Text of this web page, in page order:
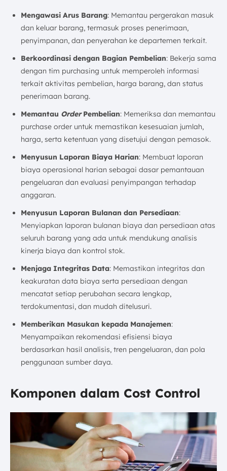
Mengawasi Arus Barang: Memantau pergerakan masuk
dan keluar barang, termasuk proses penerimaan,
penyimpanan, dan penyerahan ke departemen terkait.
Berkoordinasi dengan Bagian Pembelian: Bekerja sama
dengan tim purchasing untuk memperoleh informasi
terkait aktivitas pembelian, harga barang, dan status
penerimaan barang.
Memantau OrderPembelian: Memeriksa dan memantau
purchase order untuk memastikan kesesuaian jumlah,
harga, serta ketentuan yang disetujui dengan pemasok.
Menyusun Laporan Biaya Harian: Membuat laporan
biaya operasional harian sebagai dasar pemantauan
pengeluaran dan evaluasi penyimpangan terhadap
anggaran.
Menyusun Laporan Bulanan dan Persediaan:
Menyiapkan laporan bulanan biaya dan persediaan atas
seluruh barang yang ada untuk mendukung analisis
kinerja biaya dan kontrol stok.
Menjaga Integritas Data: Memastikan integritas dan
keakuratan data biaya serta persediaan dengan
mencatat setiap perubahan secara lengkap,
terdokumentasi, dan mudah ditelusuri.
Memberikan Masukan kepada Manajemen:
Menyampaikan rekomendasi efisiensi biaya
berdasarkan hasil analisis, tren pengeluaran, dan pola
penggunaan sumber daya.
Komponen dalam Cost Control